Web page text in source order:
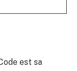
est sa